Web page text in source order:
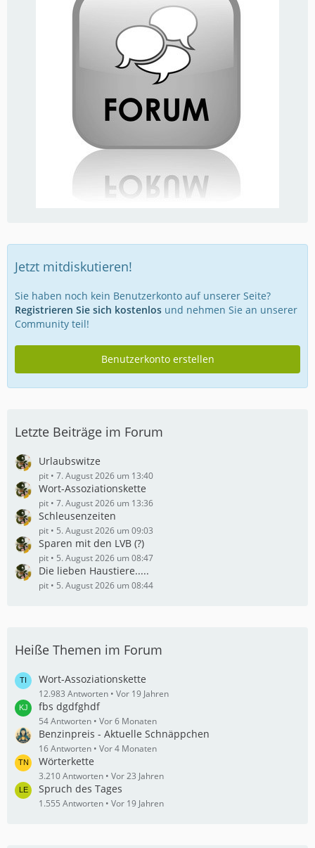
Jetzt mitdiskutieren!
Sie haben noch kein Benutzerkonto auf unserer Seite?
Registrieren Sie sich kostenlos und nehmen Sie an unserer
Community teil!
Benutzerkonto erstellen
Letzte Beiträge im Forum
Urlaubswitze
pit 7. August 2026 um 13:40
Wort-Assoziationskette
pit 7. August 2026 um 13:36
Schleusenzeiten
pit 5. August 2026 um 09:03
Sparen mit den LVB (?)
pit 5. August 2026 um 08:47
Die lieben Haustiere.....
pit 5. August 2026 um 08:44
Heiße Themen im Forum
Wort-Assoziationskette
12.983 Antworten Vor 19 Jahren
fbs dgdfghdf
54 Antworten Vor 6 Monaten
Benzinpreis - Aktuelle Schnäppchen
16 Antworten Vor 4 Monaten
Wörterkette
3.210 Antworten Vor 23 Jahren
Spruch des Tages
1.555 Antworten Vor 19 Jahren